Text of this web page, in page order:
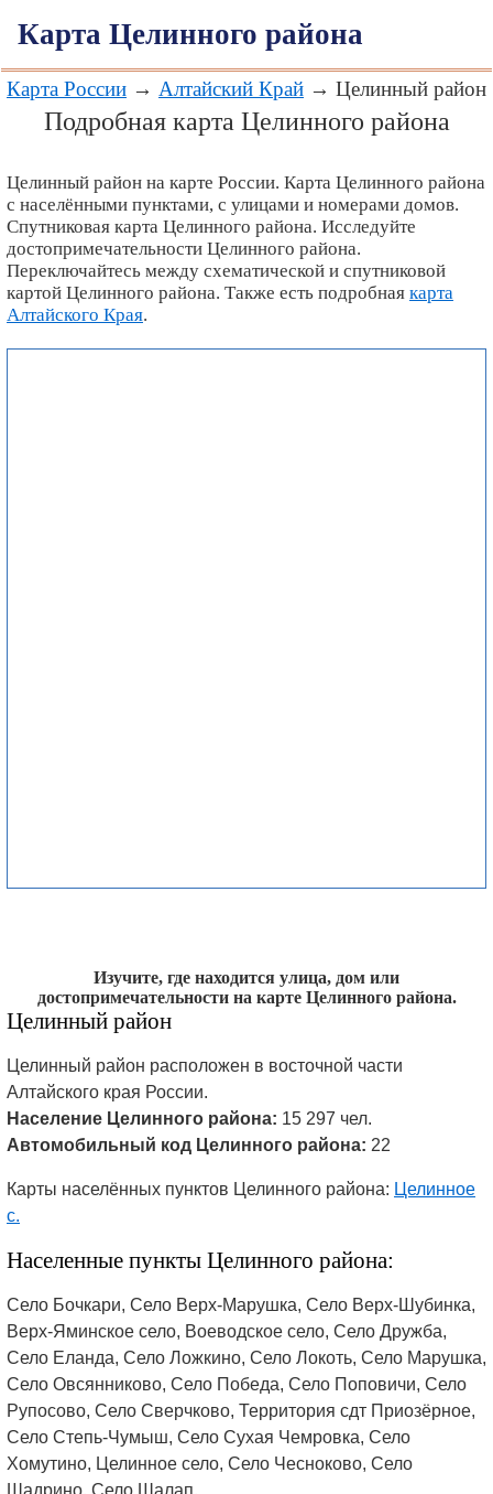
Карта Целинного района
Карта России → Алтайский Край → Целинный район
Подробная карта Целинного района
Целинный район на карте России. Карта Целинного района
с населёнными пунктами, с улицами и номерами домов.
Спутниковая карта Целинного района. Исследуйте
достопримечательности Целинного района.
Переключайтесь между схематической и спутниковой
картой Целинного района. Также есть подробная карта
Алтайского Края.
Изучите, где находится улица, дом или
достопримечательности на карте Целинного района.
Целинный район
Целинный район расположен в восточной части
Алтайского края России.
Население Целинного района: 15 297 чел.
Автомобильный код Целинного района: 22
Карты населённых пунктов Целинного района: Целинное
с.
Населенные пункты Целинного района:
Село Бочкари, Село Верх-Марушка, Село Верх-Шубинка,
Верх-Яминское село, Воеводское село, Село Дружба,
Село Еланда, Село Ложкино, Село Локоть, Село Марушка,
Село Овсянниково, Село Победа, Село Поповичи, Село
Рупосово, Село Сверчково, Территория сдт Приозёрное,
Село Степь-Чумыш, Село Сухая Чемровка, Село
Хомутино, Целинное село, Село Чесноково, Село
Шадрино, Село Шалап.